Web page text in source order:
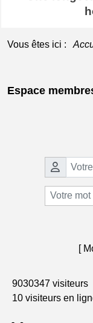
Vous êtes ici :
Espace
[
9030347 visiteurs
10 visiteurs en